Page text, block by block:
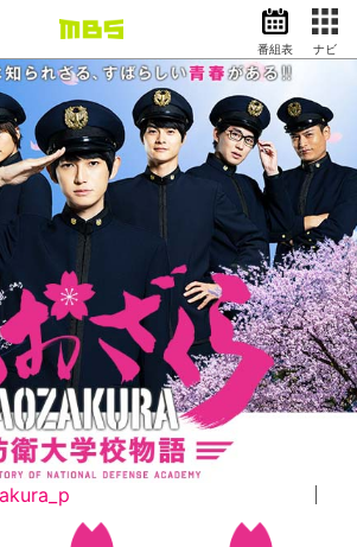
バラエティ
アニメ
ニュース
イベント
アナウンサー
番組表 ナビ